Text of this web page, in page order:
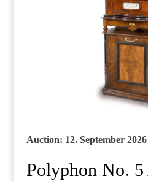
Auction: 12. September 2026
Polyphon No.